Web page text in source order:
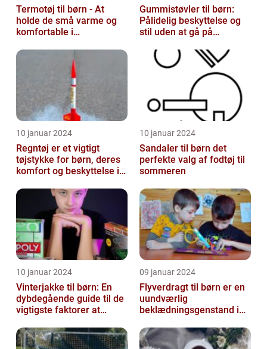
Termotøj til børn - At
holde de små varme og
komfortable i
Gummistøvler til børn:
Pålidelig beskyttelse og
stil uden at gå på
10 januar 2024
Regntøj er et vigtigt
tøjstykke for børn, deres
komfort og beskyttelse i
10 januar 2024
Sandaler til børn det
perfekte valg af fodtøj til
sommeren
10 januar 2024
Vinterjakke til børn: En
dybdegående guide til de
vigtigste faktorer at
09 januar 2024
Flyverdragt til børn er en
uundværlig
beklædningsgenstand i